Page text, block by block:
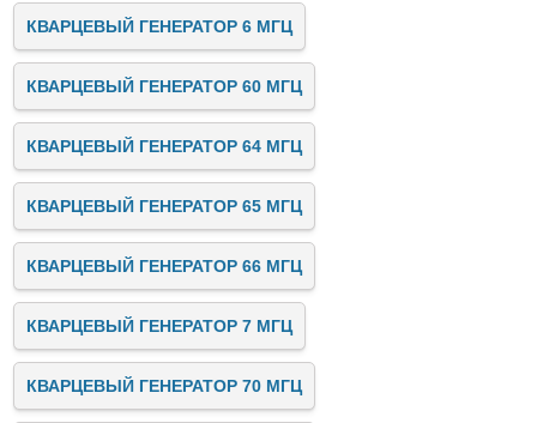
КВАРЦЕВЫЙ ГЕНЕРАТОР 6 МГЦ
КВАРЦЕВЫЙ ГЕНЕРАТОР 60 МГЦ
КВАРЦЕВЫЙ ГЕНЕРАТОР 64 МГЦ
КВАРЦЕВЫЙ ГЕНЕРАТОР 65 МГЦ
КВАРЦЕВЫЙ ГЕНЕРАТОР 66 МГЦ
КВАРЦЕВЫЙ ГЕНЕРАТОР 7 МГЦ
КВАРЦЕВЫЙ ГЕНЕРАТОР 70 МГЦ